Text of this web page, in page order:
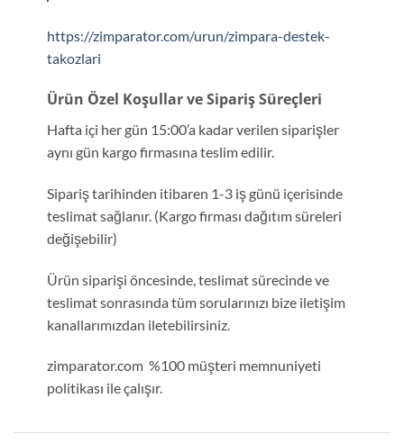
https://zimparator.com/urun/zimpara-destek-
takozlari
Ürün Özel Koşullar ve Sipariş Süreçleri
Hafta içi her gün 15:00’a kadar verilen siparişler
aynı gün kargo firmasına teslim edilir.
Sipariş tarihinden itibaren 1-3 iş günü içerisinde
teslimat sağlanır. (Kargo firması dağıtım süreleri
değişebilir)
Ürün siparişi öncesinde, teslimat sürecinde ve
teslimat sonrasında tüm sorularınızı bize iletişim
kanallarımızdan iletebilirsiniz.
zimparator.com %100 müşteri memnuniyeti
politikası ile çalışır.